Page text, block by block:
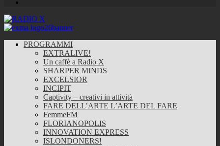
PROGRAMMI
EXTRALIVE!
Un caffè a Radio X
SHARPER MINDS
EXCELSIOR
INCIPIT
Captivity – creativi in attività
FARE DELL’ARTE L’ARTE DEL FARE
FemmeFM
FLORIANOPOLIS
INNOVATION EXPRESS
ISLONDONERS!